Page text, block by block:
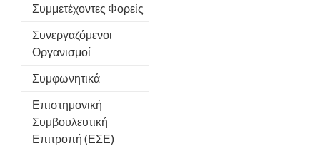
Συμμετέχοντες Φορείς
Συνεργαζόμενοι
Οργανισμοί
Συμφωνητικά
Επιστημονική
Συμβουλευτική
Επιτροπή (ΕΣΕ)